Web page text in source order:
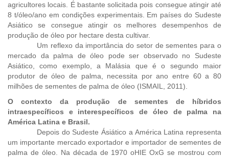
agricultores locais. É bastante solicitada pois consegue atingir até
8 t/óleo/ano em condições experimentais. Em países do Sudeste
Asiático se consegue atingir os melhores desempenhos de
produção de óleo por hectare desta cultivar.
Um reflexo da importância do setor de sementes para o
mercado da palma de óleo pode ser observado no Sudeste
Asiático, como exemplo, a Malásia que é o segundo maior
produtor de óleo de palma, necessita por ano entre 60 a 80
milhões de sementes de palma de óleo (ISMAIL, 2011).
O contexto da produção de sementes de híbridos
intraespecíficos e interespecíficos de óleo de palma na
América Latina e Brasil.
Depois do Sudeste Ásiático a América Latina representa
um importante mercado exportador e importador de sementes de
palma de óleo. Na década de 1970 oHIE OxG se mostrou com